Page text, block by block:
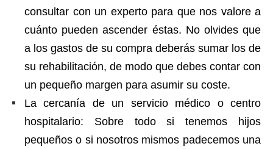
consultar con un experto para que nos valore a
cuánto pueden ascender éstas. No olvides que
a los gastos de su compra deberás sumar los de
su rehabilitación, de modo que debes contar con
un pequeño margen para asumir su coste.
La cercanía de un servicio médico o centro
hospitalario: Sobre todo si tenemos hijos
pequeños o si nosotros mismos padecemos una